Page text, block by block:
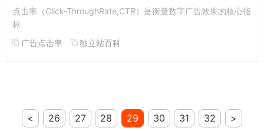
点击率（Click-ThroughRate,CTR）是衡量数字广告效果的核心指
标
广告点击率
独立站百科
< 26 27 28 29 30 31 32 >